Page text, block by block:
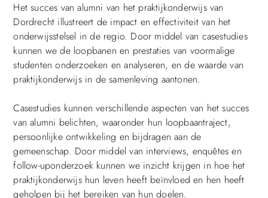
Het succes van alumni van het praktijkonderwijs van
Dordrecht illustreert de impact en effectiviteit van het
onderwijsstelsel in de regio. Door middel van casestudies
kunnen we de loopbanen en prestaties van voormalige
studenten onderzoeken en analyseren, en de waarde van
praktijkonderwijs in de samenleving aantonen.
Casestudies kunnen verschillende aspecten van het succes
van alumni belichten, waaronder hun loopbaantraject,
persoonlijke ontwikkeling en bijdragen aan de
gemeenschap. Door middel van interviews, enquêtes en
follow-uponderzoek kunnen we inzicht krijgen in hoe het
praktijkonderwijs hun leven heeft beïnvloed en hen heeft
geholpen bij het bereiken van hun doelen.